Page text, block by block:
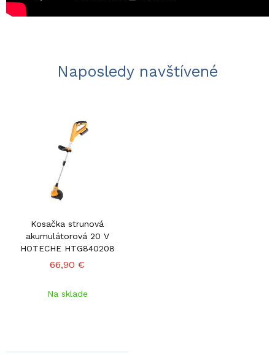
Naposledy navštívené
Kosačka strunová
akumulátorová 20 V
HOTECHE HTG840208
66,90 €
Na sklade